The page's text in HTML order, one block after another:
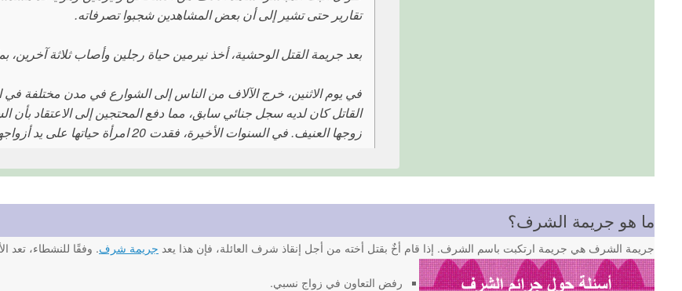
تقارير حتى تشير إلى أن بعض المشاهدين شجبوا تصرفاته.
بعد جريمة القتل الوحشية، أخذ نيرمين حياة رجلين وأصاب ثلاثة
في يوم الاثنين، خرج الآلاف من الناس إلى الشوارع في مدن مختلفة
القاتل كان لديه سجل جنائي سابق، مما دفع المحتجين إلى الاعتقاد بأن
زوجها العنيف. في السنوات الأخيرة، فقدت 20 امرأة حياتها على يد أزواجهن في البوسنة.
ما هو جريمة الشرف؟
جريمة الشرف هي جريمة ارتكبت باسم الشرف. إذا قام أخٌ بقتل أخته من أجل إنقاذ شرف العائلة، فإن هذا يعد جريمة شرف. وفقًا للنشطاء، تعد
رفض التعاون في زواج نسبي.